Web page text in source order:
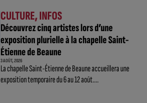
CULTURE,INFOS
Découvrez cinq artistes lors d’une
exposition plurielle à la chapelle Saint-
Étienne de Beaune
3 AOÛT, 2026
La chapelle Saint-Étienne de Beaune accueillera une
exposition temporaire du 6 au 12 août....